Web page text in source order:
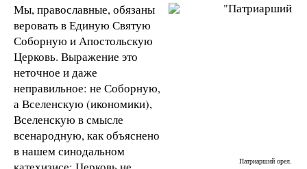
Патриарший орел.
Мы, православные, обязаны
веровать в Единую Святую
Соборную и Апостольскую
Церковь. Выражение это
неточное и даже
неправильное: не Соборную,
а Вселенскую (икономики),
Вселенскую в смысле
всенародную, как объяснено
в нашем синодальном